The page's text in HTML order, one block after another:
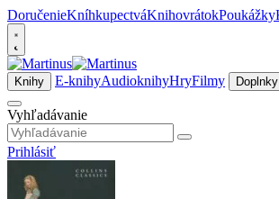
DoručenieKníhkupectváKnihovrátokPoukážky
Knihy E-knihyAudioknihyHryFilmy Doplnky
Vyhľadávanie
Prihlásiť